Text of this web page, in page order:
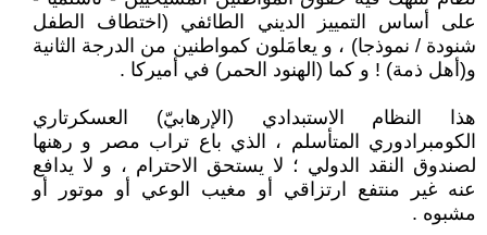
على أساس التمييز الديني الطائفي (اختطاف الطفل
شنودة / نموذجا) ، و يعامَلون كمواطنين من الدرجة الثانية
و(أهل ذمة) ! و كما (الهنود الحمر) في أميركا .
هذا النظام الاستبدادي (الإرهابيّ) العسكرتاري
الكومبرادوري المتأسلم ، الذي باع تراب مصر و رهنها
لصندوق النقد الدولي ؛ لا يستحق الاحترام ، و لا يدافع
عنه غير منتفع ارتزاقي أو مغيب الوعي أو موتور أو
مشبوه .